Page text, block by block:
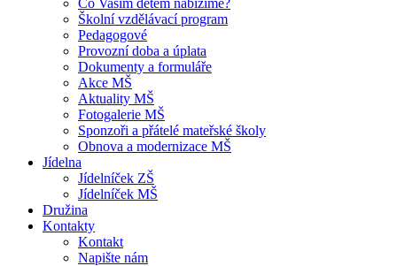
Co Vašim dětem nabízíme?
Školní vzdělávací program
Pedagogové
Provozní doba a úplata
Dokumenty a formuláře
Akce MŠ
Aktuality MŠ
Fotogalerie MŠ
Sponzoři a přátelé mateřské školy
Obnova a modernizace MŠ
Jídelna
Jídelníček ZŠ
Jídelníček MŠ
Družina
Kontakty
Kontakt
Napište nám